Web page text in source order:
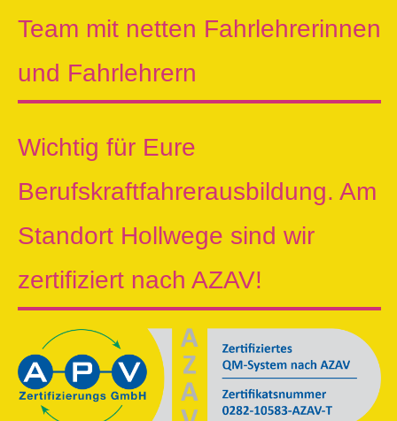
Team mit netten Fahrlehrerinnen
und Fahrlehrern
Wichtig für Eure
Berufskraftfahrerausbildung. Am
Standort Hollwege sind wir
zertifiziert nach AZAV!